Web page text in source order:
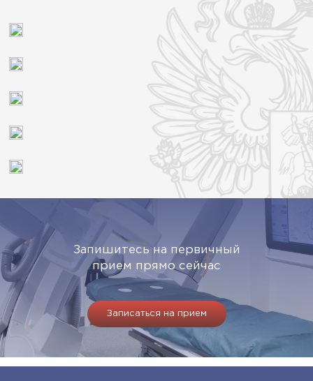
Запишитесь на первичный
прием прямо сейчас
Записаться на прием